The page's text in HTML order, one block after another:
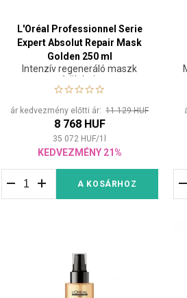
L'Oréal Professionnel Serie
Expert Absolut Repair Mask
Golden 250 ml
Intenzív regeneráló maszk
sérült hajra
ár kedvezmény előtti ár:11 129 HUF
8 768 HUF
35 072 HUF/1
KEDVEZMÉNY 21%
A KOSÁRHOZ